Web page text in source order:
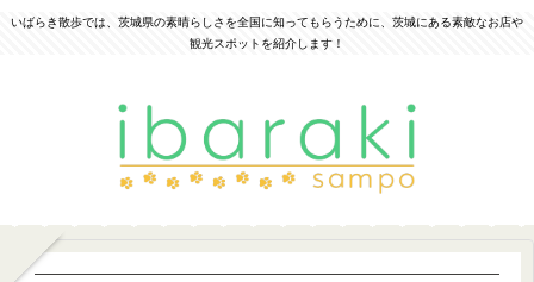
いばらき散歩では、茨城県の素晴らしさを全国に知ってもらうために、茨城にある素敵なお店や
観光スポットを紹介します！